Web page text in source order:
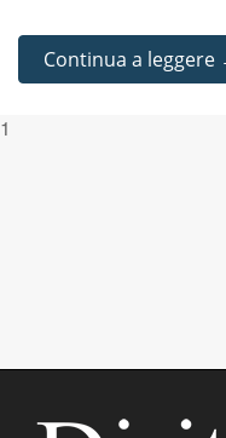
Continua a leggere
1